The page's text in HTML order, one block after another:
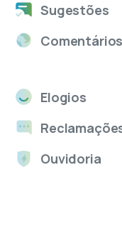
Sugestões
Comentários
Elogios
Ouvidoria